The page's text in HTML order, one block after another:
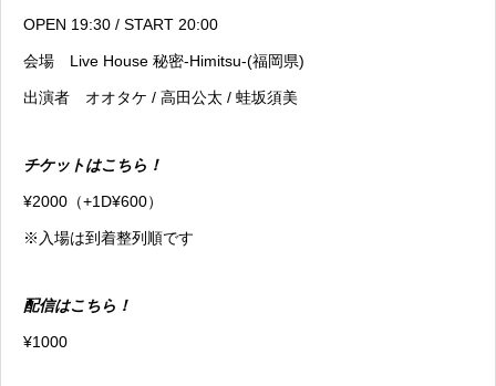
OPEN 19:30 / START 20:00
会場 Live House 秘密-Himitsu-(福岡県)
出演者 オオタケ / 高田公太 / 蛙坂須美
チケットはこちら！
¥2000（+1D¥600）
※入場は到着整列順です
配信はこちら！
¥1000